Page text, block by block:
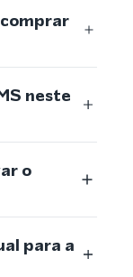
neste
o
para a